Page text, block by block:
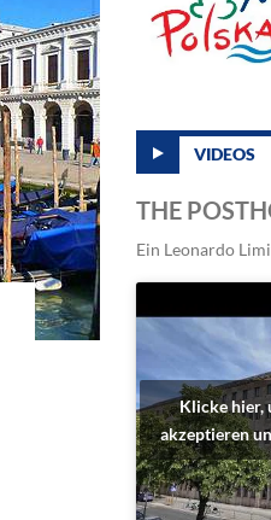
VIDEOS
THE
Ein Leonardo
Klicke hier,
akzeptieren